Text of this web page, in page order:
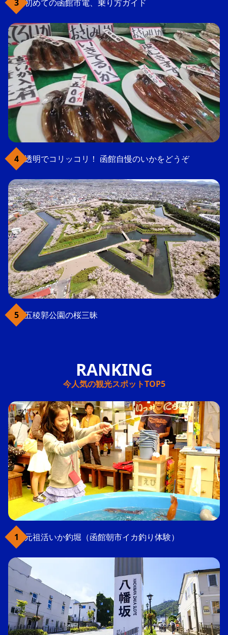
初めての函館市電、乗り方ガイド
透明でコリッコリ！ 函館自慢のいかをどうぞ
五稜郭公園の桜三昧
今人気の観光スポットTOP5
元祖活いか釣堀（函館朝市イカ釣り体験）